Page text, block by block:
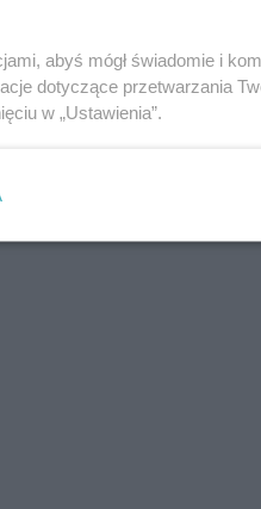
i uogólnione)
abyś mógł świadomie i
dotyczące przetwarzania
w „Ustawienia”.